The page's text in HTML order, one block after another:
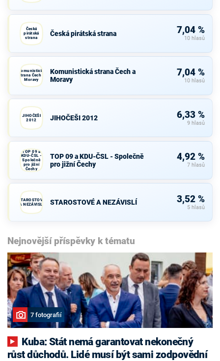
Česká
pirátská
strana
Česká pirátská strana 7,04 %
10 hlasů
Komunistická
strana Čech a
Moravy
Komunistická strana Čech a
Moravy
7,04 %
10 hlasů
JIHOČEŠI
2012
JIHOČEŠI 2012 6,33 %
9 hlasů
TOP 09 a
KDU-ČSL -
Společně
pro jižní
Čechy
TOP 09 a KDU-ČSL - Společně
pro jižní Čechy
4,92 %
7 hlasů
STAROSTOVÉ
A NEZÁVISLÍ
STAROSTOVÉ A NEZÁVISLÍ 3,52 %
5 hlasů
Nejnovější příspěvky k tématu
7 fotografií
růst důchodů. Lidé musí být sami zodpovědní